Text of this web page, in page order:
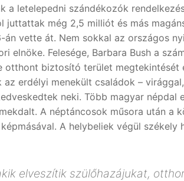
letelepedni szándékozók
még 2,5 milliót és más
vette át. Nem sokkal az országos
elnöke. Felesége, Barbara Bush a
otthont biztosító terület
erdélyi menekült családok –
neki. Több magyar népdal
A néptáncosok műsora után a
A helybeliek végül székely
elveszítik szülőhazájukat,